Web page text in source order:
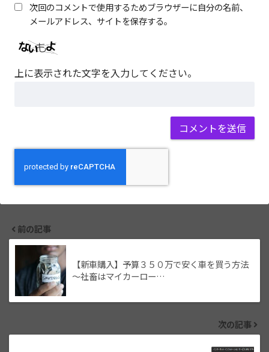
次回のコメントで使用するためブラウザーに自分の名前、
メールアドレス、サイトを保存する。
上に表示された文字を入力してください。
前の記事
【新車購入】予算３５０万で安く車を買う方法
～社畜はマイカーロー…
次の記事